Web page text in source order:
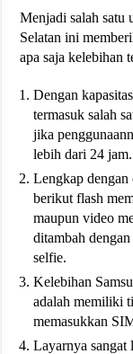
Menjadi salah satu
Selatan ini
apa saja kelebihan
Dengan
termasuk salah
jika
lebih dari 24 jam.
Lengkap dengan
berikut flash
maupun video
ditambah
selfie.
Kelebihan
adalah memiliki
memasukkan
Layarnya sangat